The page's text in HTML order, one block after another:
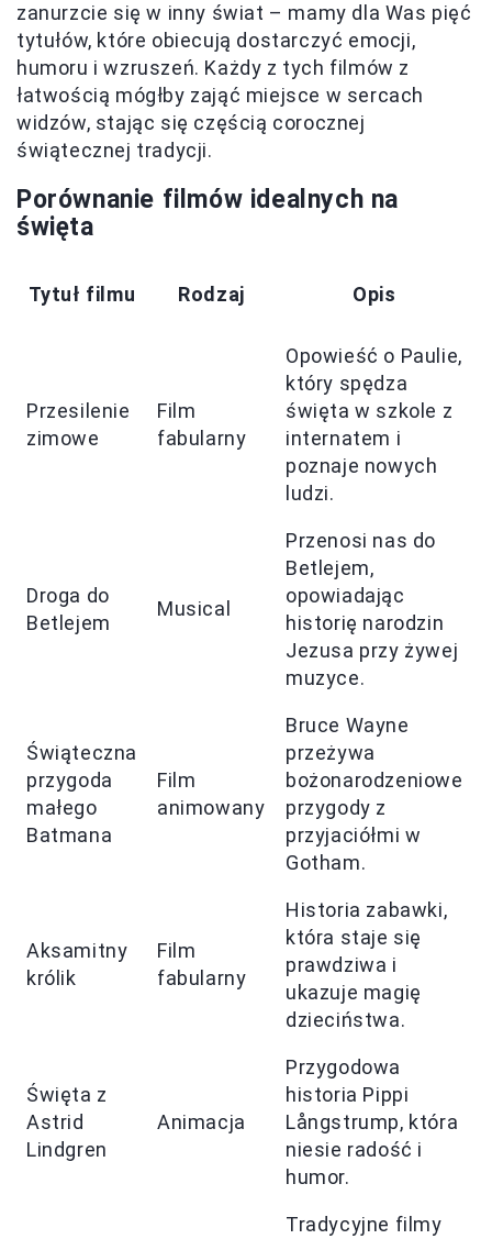
zanurzcie się w inny świat – mamy dla Was pięć
tytułów, które obiecują dostarczyć emocji,
humoru i wzruszeń. Każdy z tych filmów z
łatwością mógłby zająć miejsce w sercach
widzów, stając się częścią corocznej
świątecznej tradycji.
Porównanie filmów idealnych na
święta
Tytuł filmu Rodzaj Opis
Przesilenie
zimowe
Film
fabularny
Opowieść o Paulie,
który spędza
święta w szkole z
internatem i
poznaje nowych
ludzi.
Droga do
Betlejem
Musical
Przenosi nas do
Betlejem,
opowiadając
historię narodzin
Jezusa przy żywej
muzyce.
Świąteczna
przygoda
małego
Batmana
Film
animowany
Bruce Wayne
przeżywa
bożonarodzeniowe
przygody z
przyjaciółmi w
Gotham.
Aksamitny
królik
Film
fabularny
Historia zabawki,
która staje się
prawdziwa i
ukazuje magię
dzieciństwa.
Święta z
Astrid
Lindgren
Animacja
Przygodowa
historia Pippi
Långstrump, która
niesie radość i
humor.
Tradycyjne filmy